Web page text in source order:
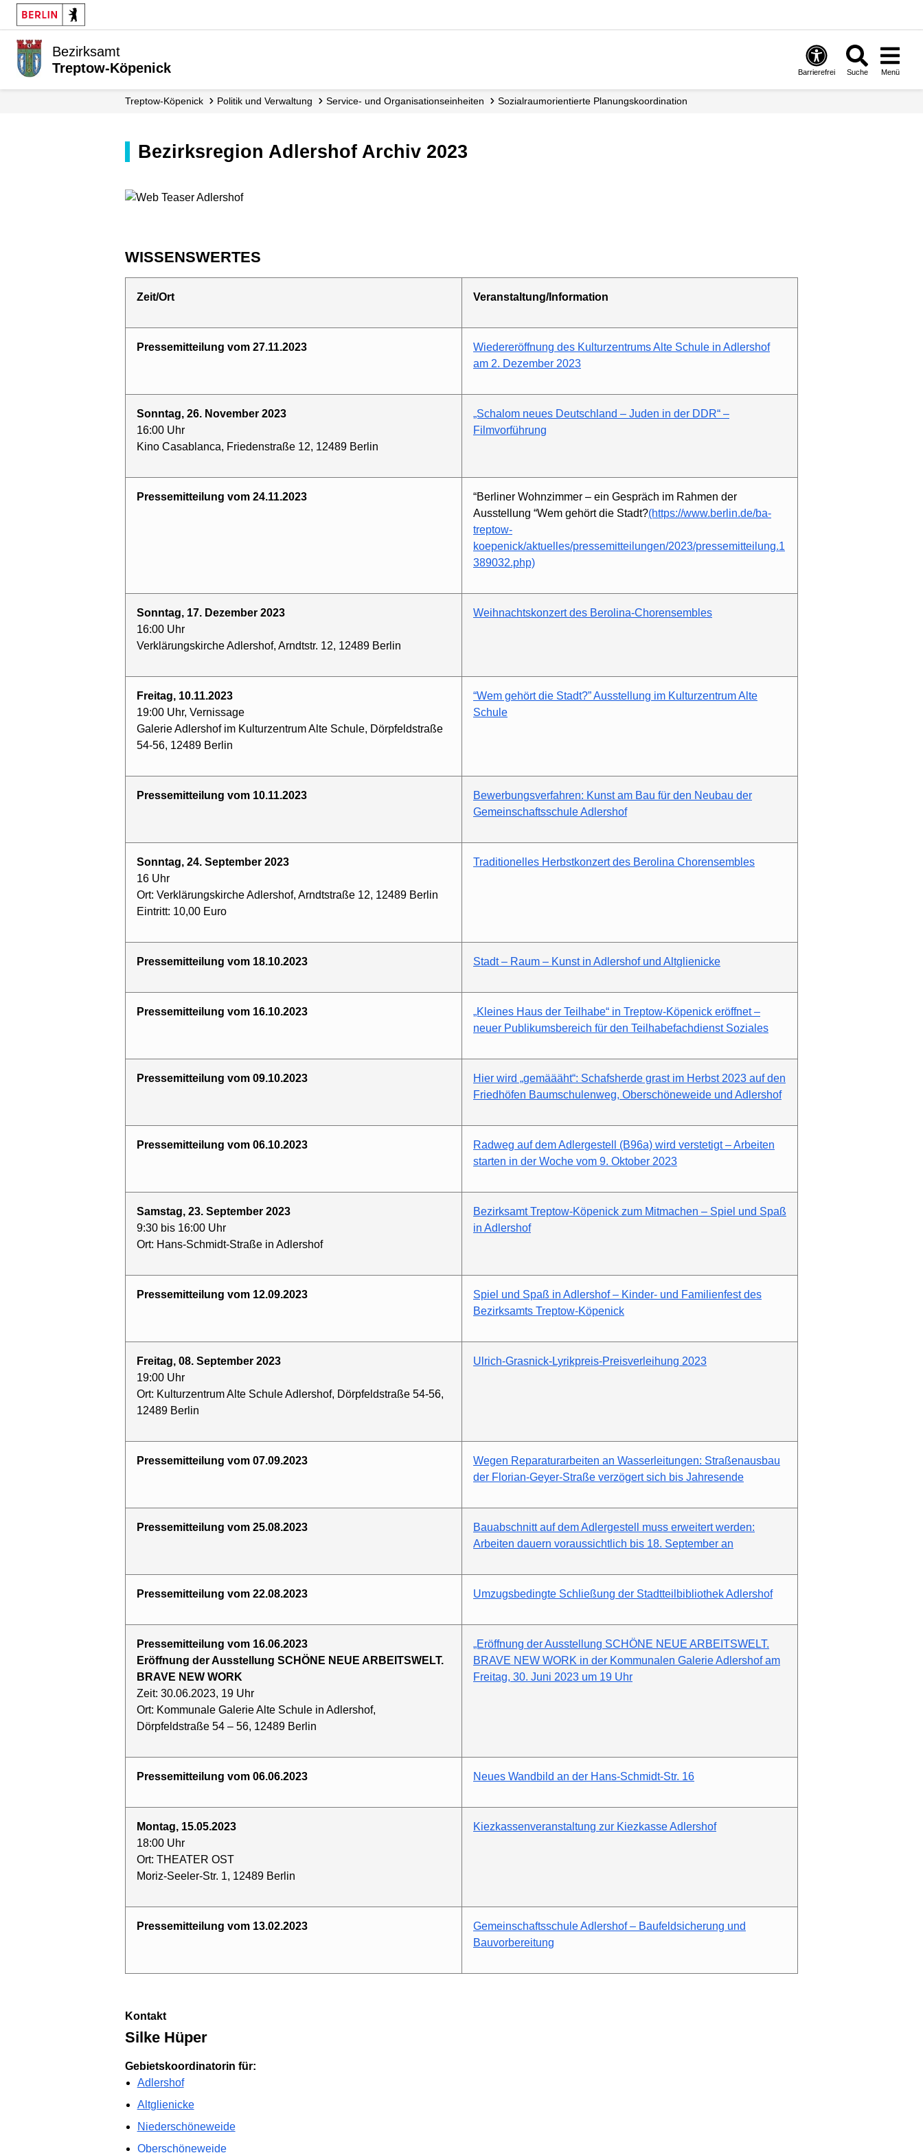
Bezirksamt
Treptow-Köpenick
Barrierefrei Suche Menü
Treptow-Köpenick Politik und Verwaltung Service- und Organisations­einheiten Sozialraum­orientierte Planungs­koordination
Bezirksregion Adlershof Archiv 2023
WISSENSWERTES
Zeit/Ort Veranstaltung/Information
Pressemitteilung vom 27.11.2023
Wiedereröffnung des Kulturzentrums Alte Schule in Adlershof
am 2. Dezember 2023
Sonntag, 26. November 2023
16:00 Uhr
Kino Casablanca, Friedenstraße 12, 12489 Berlin
„Schalom neues Deutschland – Juden in der DDR“ –
Filmvorführung
Pressemitteilung vom 24.11.2023
“Berliner Wohnzimmer – ein Gespräch im Rahmen der
Ausstellung “Wem gehört die Stadt?(https://www.berlin.de/ba-
treptow-
koepenick/aktuelles/pressemitteilungen/2023/pressemitteilung.1
389032.php)
Sonntag, 17. Dezember 2023
16:00 Uhr
Verklärungskirche Adlershof, Arndtstr. 12, 12489 Berlin
Weihnachtskonzert des Berolina-Chorensembles
Freitag, 10.11.2023
19:00 Uhr, Vernissage
Galerie Adlershof im Kulturzentrum Alte Schule, Dörpfeldstraße
54-56, 12489 Berlin
“Wem gehört die Stadt?” Ausstellung im Kulturzentrum Alte
Schule
Pressemitteilung vom 10.11.2023
Bewerbungsverfahren: Kunst am Bau für den Neubau der
Gemeinschaftsschule Adlershof
Sonntag, 24. September 2023
16 Uhr
Ort: Verklärungskirche Adlershof, Arndtstraße 12, 12489 Berlin
Eintritt: 10,00 Euro
Traditionelles Herbstkonzert des Berolina Chorensembles
Pressemitteilung vom 18.10.2023 Stadt – Raum – Kunst in Adlershof und Altglienicke
Pressemitteilung vom 16.10.2023
„Kleines Haus der Teilhabe“ in Treptow-Köpenick eröffnet –
neuer Publikumsbereich für den Teilhabefachdienst Soziales
Pressemitteilung vom 09.10.2023
Hier wird „gemäääht“: Schafsherde grast im Herbst 2023 auf den
Friedhöfen Baumschulenweg, Oberschöneweide und Adlershof
Pressemitteilung vom 06.10.2023
Radweg auf dem Adlergestell (B96a) wird verstetigt – Arbeiten
starten in der Woche vom 9. Oktober 2023
Samstag, 23. September 2023
9:30 bis 16:00 Uhr
Ort: Hans-Schmidt-Straße in Adlershof
Bezirksamt Treptow-Köpenick zum Mitmachen – Spiel und Spaß
in Adlershof
Pressemitteilung vom 12.09.2023
Spiel und Spaß in Adlershof – Kinder- und Familienfest des
Bezirksamts Treptow-Köpenick
Freitag, 08. September 2023
19:00 Uhr
Ort: Kulturzentrum Alte Schule Adlershof, Dörpfeldstraße 54-56,
12489 Berlin
Ulrich-Grasnick-Lyrikpreis-Preisverleihung 2023
Pressemitteilung vom 07.09.2023
Wegen Reparaturarbeiten an Wasserleitungen: Straßenausbau
der Florian-Geyer-Straße verzögert sich bis Jahresende
Pressemitteilung vom 25.08.2023
Bauabschnitt auf dem Adlergestell muss erweitert werden:
Arbeiten dauern voraussichtlich bis 18. September an
Pressemitteilung vom 22.08.2023 Umzugsbedingte Schließung der Stadtteilbibliothek Adlershof
Pressemitteilung vom 16.06.2023
Eröffnung der Ausstellung SCHÖNE NEUE ARBEITSWELT.
BRAVE NEW WORK
Zeit: 30.06.2023, 19 Uhr
Ort: Kommunale Galerie Alte Schule in Adlershof,
Dörpfeldstraße 54 – 56, 12489 Berlin
„Eröffnung der Ausstellung SCHÖNE NEUE ARBEITSWELT.
BRAVE NEW WORK in der Kommunalen Galerie Adlershof am
Freitag, 30. Juni 2023 um 19 Uhr
Pressemitteilung vom 06.06.2023 Neues Wandbild an der Hans-Schmidt-Str. 16
Montag, 15.05.2023
18:00 Uhr
Ort: THEATER OST
Moriz-Seeler-Str. 1, 12489 Berlin
Kiezkassenveranstaltung zur Kiezkasse Adlershof
Pressemitteilung vom 13.02.2023
Gemeinschaftsschule Adlershof – Baufeldsicherung und
Bauvorbereitung
Kontakt
Silke Hüper
Gebietskoordinatorin für:
Adlershof
Altglienicke
Niederschöneweide
Oberschöneweide